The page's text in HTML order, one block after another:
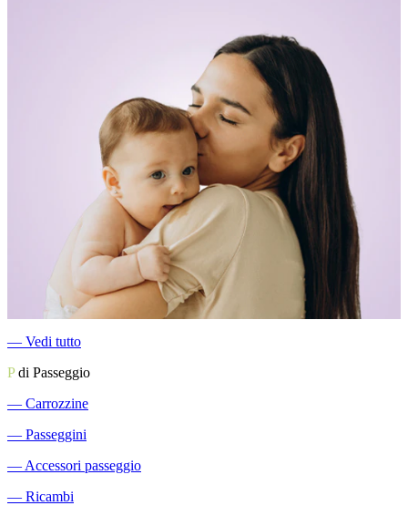
― Vedi tutto
Pdi Passeggio
― Carrozzine
― Passeggini
― Accessori passeggio
― Ricambi